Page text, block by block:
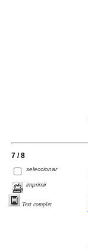
7 / 8
seleccionar
imprimir
Text complet